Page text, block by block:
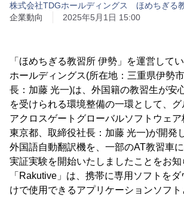
株式会社TDGホールディングス ほめちぎる
企業動向
2025年5月1日 15:00
「ほめちぎる教習所 伊勢」を運営して
ホールディングス(所在地：三重県伊勢
長：加藤 光一)は、外国籍の教習生が安
を受けられる環境整備の一環として、
アクロスゲートグローバルソフトウェア
東京都、取締役社長：加藤 光一)が開発
外国語自動翻訳機を、一部のAT教習車
実証実験を開始いたしましたことをお知
「Rakutive」は、携帯に専用ソフトを
けで使用できるアプリケーションソフト